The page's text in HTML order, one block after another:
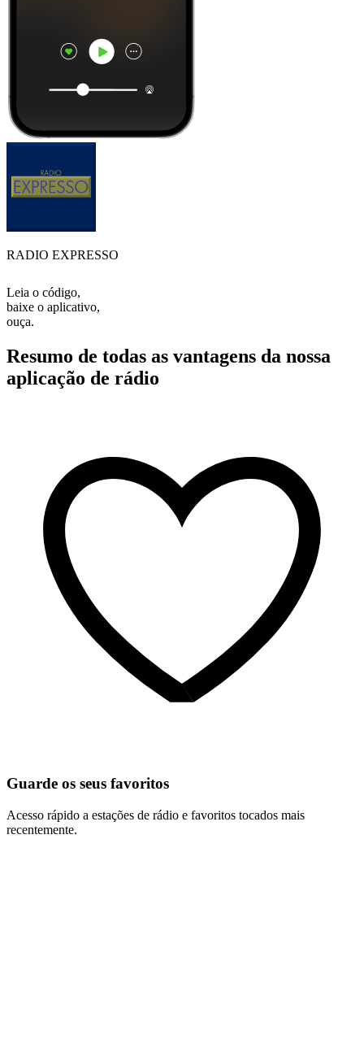
RADIO EXPRESSO
Leia o código,
baixe o aplicativo,
ouça.
Resumo de todas as vantagens da nossa
aplicação de rádio
Guarde os seus favoritos
Acesso rápido a estações de rádio e favoritos tocados mais
recentemente.